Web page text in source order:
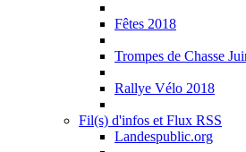
Fêtes 2018
Trompes de Chasse
Rallye Vélo 2018
Fil(s) d'infos et Flux RSS
Landespublic.org